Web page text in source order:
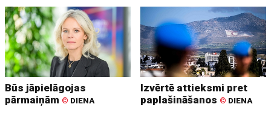
Būs jāpielāgojas
pārmaiņām © DIENA
Izvērtē attieksmi pret
paplašināšanos © DIENA